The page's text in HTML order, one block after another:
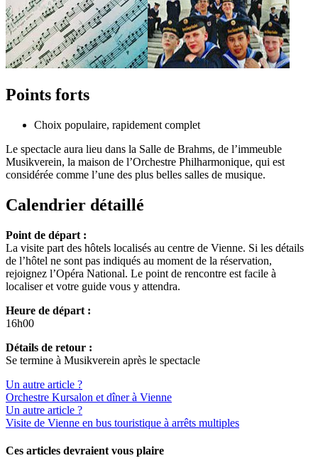
Points forts
Choix populaire, rapidement complet
Le spectacle aura lieu dans la Salle de Brahms, de l’immeuble
Musikverein, la maison de l’Orchestre Philharmonique, qui est
considérée comme l’une des plus belles salles de musique.
Calendrier détaillé
Point de départ :
La visite part des hôtels localisés au centre de Vienne. Si les détails
de l’hôtel ne sont pas indiqués au moment de la réservation,
rejoignez l’Opéra National. Le point de rencontre est facile à
localiser et votre guide vous y attendra.
Heure de départ :
16h00
Détails de retour :
Se termine à Musikverein après le spectacle
Un autre article ?
Orchestre Kursalon et dîner à Vienne
Un autre article ?
Visite de Vienne en bus touristique à arrêts multiples
Ces articles devraient vous plaire